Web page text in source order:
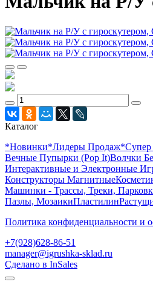
Каталог
*Новинки*Лидеры Продаж*Супер
Вечные Пупырки (Pop It)Волчки
Интерактивные и Электронные
Конструкторы Магнитные
Машинки - Трассы, Треки,
Пазлы, МозаикиПластилин
Политика конфиденциальности и
+7(928)628-86-51
manager@igrushka-sklad.ru
Сделано в InSales